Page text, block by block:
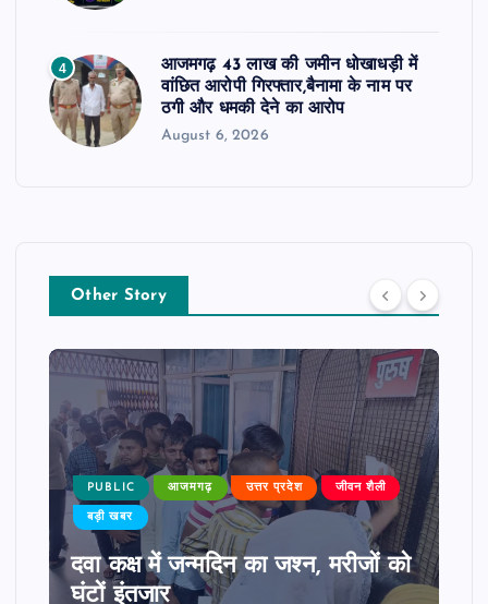
4
आजमगढ़ 43 लाख की जमीन धोखाधड़ी में
वांछित आरोपी गिरफ्तार,बैनामा के नाम पर
ठगी और धमकी देने का आरोप
August 6, 2026
Other Story
PUBLIC आजमगढ़ उत्तर प्रदेश जीवन शैली
बड़ी खबर
दवा कक्ष में जन्मदिन का जश्न, मरीजों को
घंटों इंतजार